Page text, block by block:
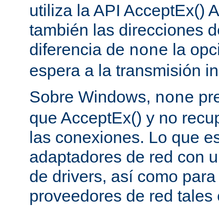
utiliza la API AcceptEx()
también las direcciones
diferencia de none la
espera a la transmisión
Sobre Windows, none
que AcceptEx() y no
las conexiones. Lo que
adaptadores de red con
de drivers, así como
proveedores de red